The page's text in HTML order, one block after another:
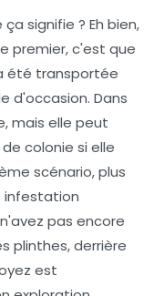
signifie ? Eh bien,
premier, c'est que
été transportée
d'occasion. Dans
mais elle peut
colonie si elle
scénario, plus
infestation
pas encore
plinthes, derrière
est